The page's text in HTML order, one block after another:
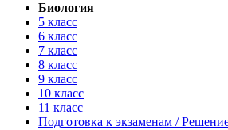
Биология
5 класс
6 класс
7 класс
8 класс
9 класс
10 класс
11 класс
Подготовка к экзаменам /